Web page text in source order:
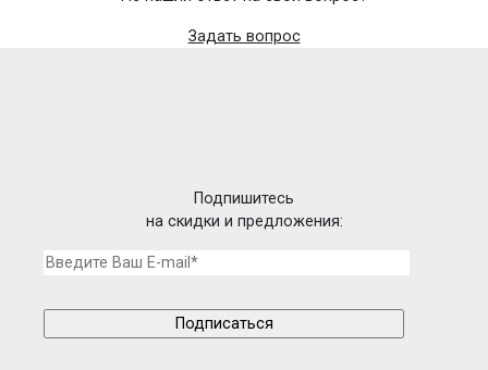
Задать вопрос
Подпишитесь
на скидки и предложения: